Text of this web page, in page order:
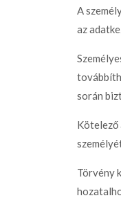
A
az
során
Kötelező
Törvény